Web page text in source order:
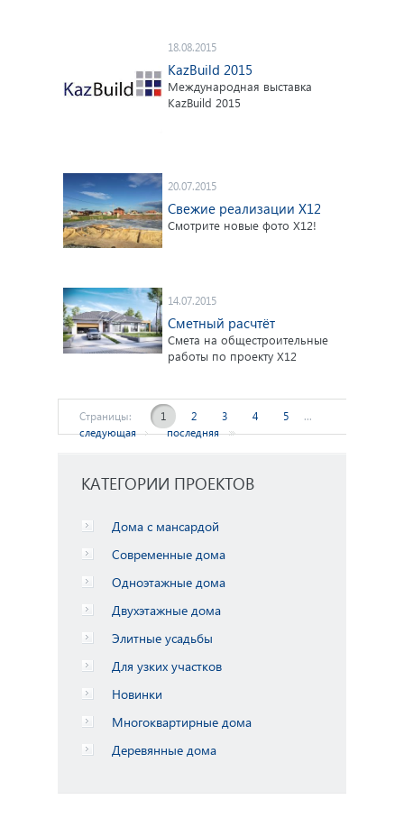
18.08.2015
KazBuild 2015
Международная выставка
KazBuild 2015
20.07.2015
Свежие реализации X12
Смотрите новые фото X12!
14.07.2015
Сметный расчтёт
Смета на общестроительные
работы по проекту X12
Страницы: 1 2 3 4 5
...
следующая
последняя
КАТЕГОРИИ ПРОЕКТОВ
Дома с мансардой
Современные дома
Одноэтажные дома
Двухэтажные дома
Элитные усадьбы
Для узких участков
Новинки
Многоквартирные дома
Деревянные дома